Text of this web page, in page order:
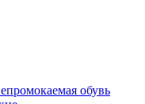
обувь